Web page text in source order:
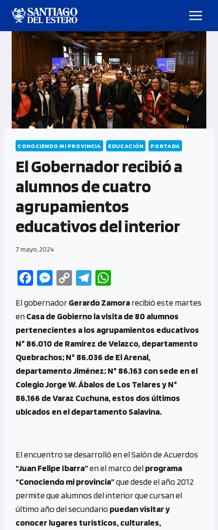
CONOCIENDO MI PROVINCIA EDUCACIÓN PORTADA
El Gobernador recibió a
alumnos de cuatro
agrupamientos
educativos del interior
7 mayo, 2024
Fa
b
o
o
k
M
se
n
g
er
C
py
Li
n
k
Te
gr
a
m
at
s
A
p
p
El gobernadorGerardo Zamorarecibió este martes
enCasa de Gobierno la visita de 80 alumnos
pertenecientes a los agrupamientos educativos
N° 86.010 de Ramírez de Velazco, departamento
Quebrachos; N° 86.036 de El Arenal,
departamento Jiménez; N° 86.163 con sede en el
Colegio Jorge W. Ábalos de Los Telares y N°
86.166 de Varaz Cuchuna, estos dos últimos
ubicados en el departamento Salavina.
El encuentro se desarrolló en el Salón de Acuerdos
“Juan Felipe Ibarra”en el marco delprograma
“Conociendo mi provincia”que desde el año 2012
permite que alumnos del interior que cursan el
último año del secundariopuedan visitar y
conocer lugares turísticos, culturales,